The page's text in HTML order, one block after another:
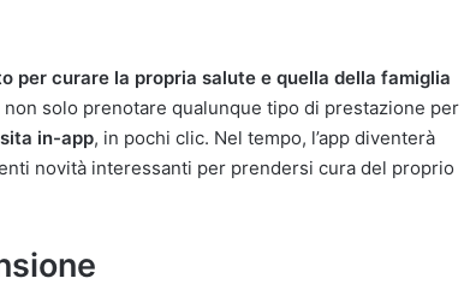
per curare la propria salute e quella della famiglia
solo prenotare qualunque tipo di prestazione per
in-app, in pochi clic. Nel tempo, l’app diventerà
novità interessanti per prendersi cura del proprio